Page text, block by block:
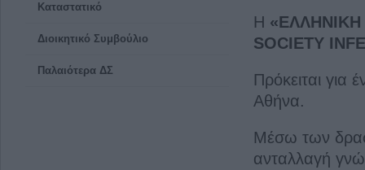
Καταστατικό
Διοικητικό Συμβούλιο
Παλαιότερα ΔΣ
Η
SOCIETY
Πρόκειται για
Αθήνα.
Μέσω των
ανταλλαγή